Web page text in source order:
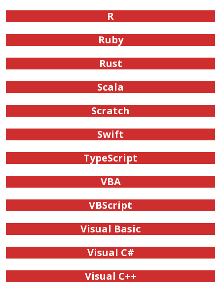
R
Ruby
Rust
Scala
Scratch
Swift
TypeScript
VBA
VBScript
Visual Basic
Visual C#
Visual C++